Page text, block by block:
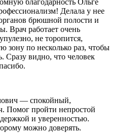
благодарность Ольге
Делала у нее
брюшной полости и
Врач работает очень
не торопится,
зону по несколько раз, чтобы
Сразу видно, что человек
— спокойный,
Помог пройти непростой
и уверенностью.
можно доверять.